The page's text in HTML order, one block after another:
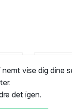
vise dig dine
det igen.